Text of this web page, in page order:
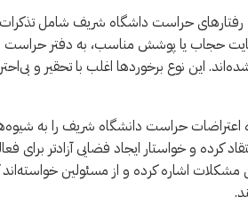
حراست داشگاه شريف شامل تذکرات
حجاب یا پوشش مناسب، به دفتر حراست
این نوع برخوردها اغلب با تحقیر و
اعتراضات حراست دانشگاه شریف را به
کرده و خواستار ایجاد فضایی آزادتر برای
مشکلات اشاره کرده و از مسئولین